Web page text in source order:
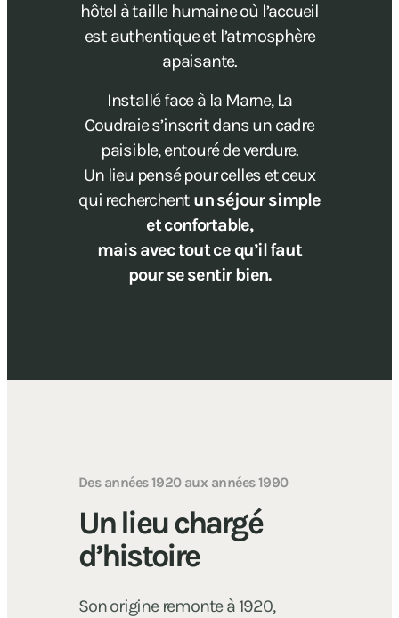
hôtel à taille humaine où l’accueil
est authentique et l’atmosphère
apaisante.
Installé face à la Marne, La
Coudraie s’inscrit dans un cadre
paisible, entouré de verdure.
Un lieu pensé pour celles et ceux
qui recherchent un séjour simple
et confortable,
mais avec tout ce qu’il faut
pour se sentir bien.
Des années 1920 aux années 1990
Un lieu chargé
d’histoire
Son origine remonte à 1920,